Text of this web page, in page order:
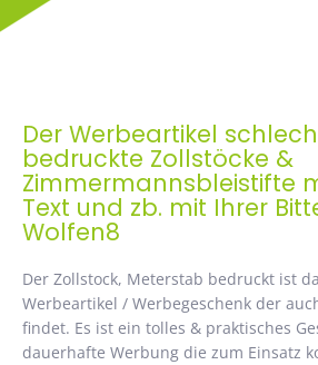
Der Werbeartikel
bedruckte Zollstöcke &
Zimmermannsbleistifte
Text und zb. mit Ihrer
Wolfen8
Der Zollstock, Meterstab bedruckt ist
Werbeartikel / Werbegeschenk der
findet. Es ist ein tolles & praktisches
dauerhafte Werbung die zum Einsatz